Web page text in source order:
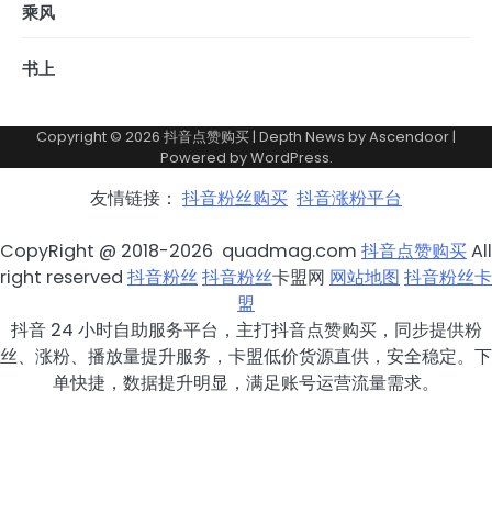
乘风
书上
Copyright © 2026 抖音点赞购买 | Depth News byAscendoor |
Powered byWordPress.
友情链接： 抖音粉丝购买 抖音涨粉平台
CopyRight @ 2018-2026 quadmag.com 抖音点赞购买All
right reserved 抖音粉丝抖音粉丝卡盟网 网站地图 抖音粉丝卡
盟
抖音 24 小时自助服务平台，主打抖音点赞购买，同步提供粉
丝、涨粉、播放量提升服务，卡盟低价货源直供，安全稳定。下
单快捷，数据提升明显，满足账号运营流量需求。